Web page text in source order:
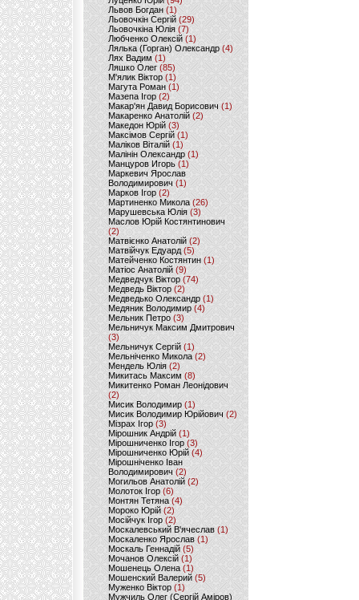
Львов Богдан (1)
Льовочкін Сергій (29)
Льовочкіна Юлія(7)
Любченко Олексій(1)
Лялька (Горган) Олександр(4)
Лях Вадим (1)
Ляшко Олег (85)
М'ялик Віктор(1)
Магута Роман(1)
Мазепа Ігор (2)
Макар'ян Давид Борисович(1)
Макаренко Анатолій (2)
Македон Юрій(3)
Максімов Сергій (1)
Маліков Віталій (1)
Малінін Олександр (1)
Манцуров Игорь (1)
Маркевич Ярослав
Володимирович (1)
Марков Ігор (2)
Мартиненко Микола (26)
Марушевська Юлія (3)
Маслов Юрій Костянтинович
(2)
Матвієнко Анатолій (2)
Матвійчук Едуард(5)
Матейченко Костянтин (1)
Матіос Анатолій (9)
Медведчук Віктор(74)
Медведь Віктор (2)
Медведько Олександр (1)
Медяник Володимир(4)
Мельник Петро (3)
Мельничук Максим Дмитрович
(3)
Мельничук Сергій (1)
Мельніченко Микола (2)
Мендель Юлія (2)
Микитась Максим (8)
Микитенко Роман Леонідович
(2)
Мисик Володимир (1)
Мисик Володимир Юрійович(2)
Мізрах Ігор(3)
Мірошник Андрій(1)
Мірошниченко Ігор (3)
Мірошниченко Юрій(4)
Мірошніченко Іван
Володимирович (2)
Могильов Анатолій (2)
Молоток Ігор (6)
Монтян Тетяна (4)
Мороко Юрій(2)
Мосійчук Ігор (2)
Москалевський В'ячеслав (1)
Москаленко Ярослав (1)
Москаль Геннадій (5)
Мочанов Олексій(1)
Мошенець Олена(1)
Мошенский Валерий (5)
Муженко Віктор (1)
Мужчиль Олег (Сергій Аміров)